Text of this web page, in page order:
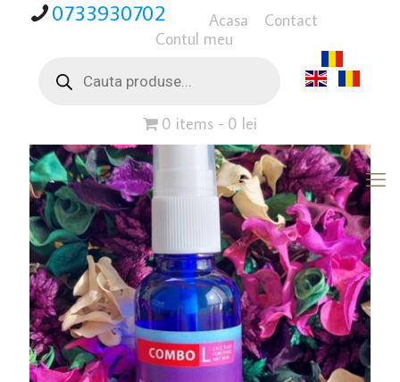
0733930702 Acasa
Contact
Contul meu
search
0 items 0 lei